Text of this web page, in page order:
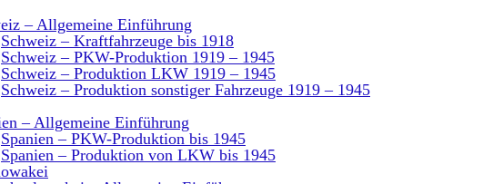
– Allgemeine Einführung
Schweiz – Kraftfahrzeuge bis 1918
Schweiz – PKW-Produktion 1919 – 1945
Schweiz – Produktion LKW 1919 – 1945
Schweiz – Produktion sonstiger Fahrzeuge 1919 – 1945
– Allgemeine Einführung
Spanien – PKW-Produktion bis 1945
Spanien – Produktion von LKW bis 1945